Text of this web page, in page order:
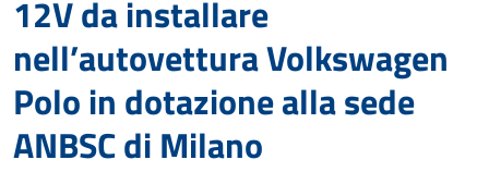
12V da installare
nell’autovettura Volkswagen
Polo in dotazione alla sede
ANBSC di Milano